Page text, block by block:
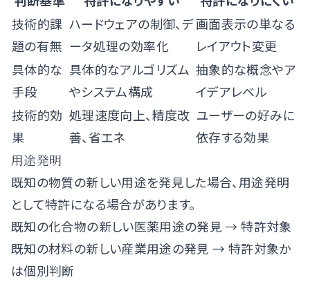
技術的課
題の有無
ハードウェアの制御、デ
ータ処理の効率化
画面表示の単なる
レイアウト変更
具体的な
手段
具体的なアルゴリズム
やシステム構成
抽象的な概念やア
イデアレベル
技術的効
果
処理速度向上、精度改
善、省エネ
ユーザーの好みに
依存する効果
用途発明
既知の物質の新しい用途を発見した場合、用途発明
として特許になる場合があります。
既知の化合物の新しい医薬用途の発見 → 特許対象
既知の材料の新しい産業用途の発見 → 特許対象か
は個別判断